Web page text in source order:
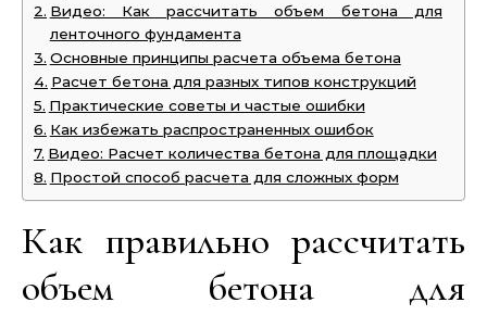
Видео: Как рассчитать объем бетона для
ленточного фундамента
Основные принципы расчета объема бетона
Расчет бетона для разных типов конструкций
Практические советы и частые ошибки
Как избежать распространенных ошибок
Видео: Расчет количества бетона для площадки
Простой способ расчета для сложных форм
Как правильно рассчитать
объем бетона для